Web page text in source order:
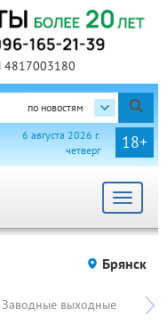
4817003180
по новостям
18+
6 августа 2026 г.
четверг
Toggle
Брянск
Заводные выходные